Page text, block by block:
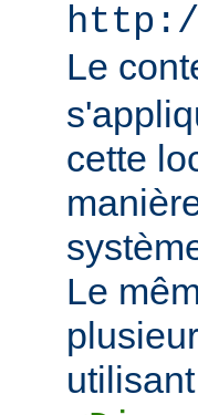
Le
cette
Le